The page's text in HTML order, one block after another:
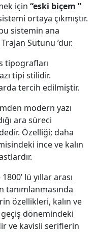
için “eski biçem ”
ortaya çıkmıştır.
sistemin ana
Sütunu ’dur.
tipografları
tipi stilidir.
tercih edilmiştir.
modern yazı
ara süreci
Özelliği; daha
ince ve kalın
lü yıllar arası
tanımlanmasında
özellikleri, kalın ve
dönemindeki
ve kavisli seriflerin